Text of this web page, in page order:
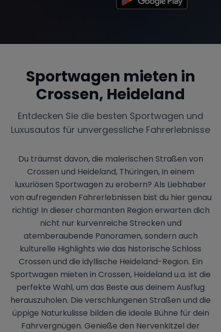
Sportwagen mieten in
Crossen, Heideland
Entdecken Sie die besten Sportwagen und
Luxusautos für unvergessliche Fahrerlebnisse
Du träumst davon, die malerischen Straßen von
Crossen und Heideland, Thüringen, in einem
luxuriösen Sportwagen zu erobern? Als Liebhaber
von aufregenden Fahrerlebnissen bist du hier genau
richtig! In dieser charmanten Region erwarten dich
nicht nur kurvenreiche Strecken und
atemberaubende Panoramen, sondern auch
kulturelle Highlights wie das historische Schloss
Crossen und die idyllische Heideland-Region. Ein
Sportwagen mieten in Crossen, Heideland u.a. ist die
perfekte Wahl, um das Beste aus deinem Ausflug
herauszuholen. Die verschlungenen Straßen und die
üppige Naturkulisse bilden die ideale Bühne für dein
Fahrvergnügen. Genieße den Nervenkitzel der